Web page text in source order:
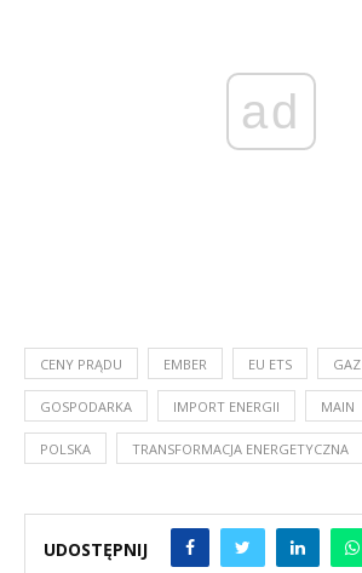
ad
CENY PRĄDU EMBER EU ETS GAZ
GOSPODARKA IMPORT ENERGII MAIN
POLSKA TRANSFORMACJA ENERGETYCZNA
UDOSTĘPNIJ